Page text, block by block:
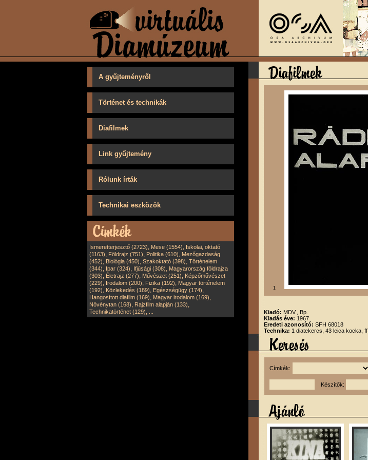
A gyűjteményről
Történet és technikák
Diafilmek
Link gyűjtemény
Rólunk írták
Technikai eszközök
Ismeretterjesztő (2723), Mese (1554), Iskolai, oktató
(1163), Földrajz (751), Politika (610), Mezőgazdaság
(452), Biológia (450), Szakoktató (398), Történelem
(344), Ipar (324), Ifjúsági (308), Magyarország földrajza
(303), Életrajz (277), Művészet (251), Képzőművészet
(229), Irodalom (200), Fizika (192), Magyar történelem
(192), Közlekedés (189), Egészségügy (174),
Hangosított diafilm (169), Magyar irodalom (169),
Növénytan (168), Rajzfilm alapján (133),
Technikatörténet (129),
1
Kiadó: MDV., Bp.
Kiadás éve: 1967
Eredeti azonosító: SFH 68018
Technika: 1 diatekercs, 43 leica kocka, ff.
Címkék:
Készítők: